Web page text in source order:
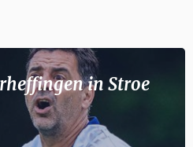
in Stroe